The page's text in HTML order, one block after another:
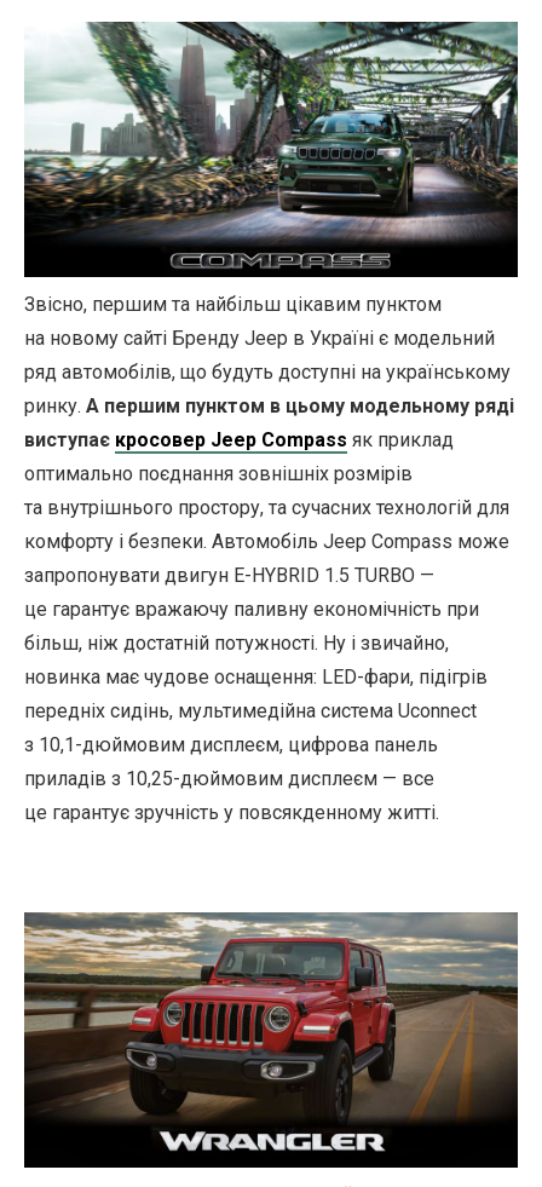
Звісно, першим та найбільш цікавим пунктом
на новому сайті Бренду Jeep в Україні є модельний
ряд автомобілів, що будуть доступні на українському
ринку. А першим пунктом в цьому модельному ряді
виступає кросовер Jeep Compass як приклад
оптимально поєднання зовнішніх розмірів
та внутрішнього простору, та сучасних технологій для
комфорту і безпеки. Автомобіль Jeep Compass може
запропонувати двигун E-HYBRID 1.5 TURBO —
це гарантує вражаючу паливну економічність при
більш, ніж достатній потужності. Ну і звичайно,
новинка має чудове оснащення: LED-фари, підігрів
передніх сидінь, мультимедійна система Uconnect
з 10,1-дюймовим дисплеєм, цифрова панель
приладів з 10,25-дюймовим дисплеєм — все
це гарантує зручність у повсякденному житті.